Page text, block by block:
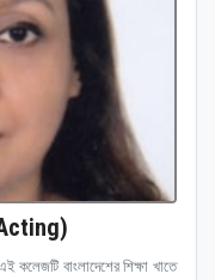
কলেজটি বাংলাদেশের শিক্ষা খাতে